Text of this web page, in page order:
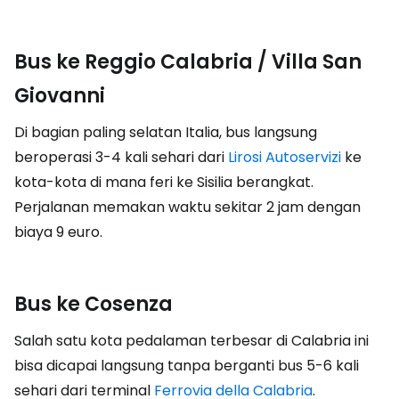
Bus ke Reggio Calabria / Villa San
Giovanni
Di bagian paling selatan Italia, bus langsung
beroperasi 3-4 kali sehari dari Lirosi Autoservizi ke
kota-kota di mana feri ke Sisilia berangkat.
Perjalanan memakan waktu sekitar 2 jam dengan
biaya 9 euro.
Bus ke Cosenza
Salah satu kota pedalaman terbesar di Calabria ini
bisa dicapai langsung tanpa berganti bus 5-6 kali
sehari dari terminal Ferrovia della Calabria.